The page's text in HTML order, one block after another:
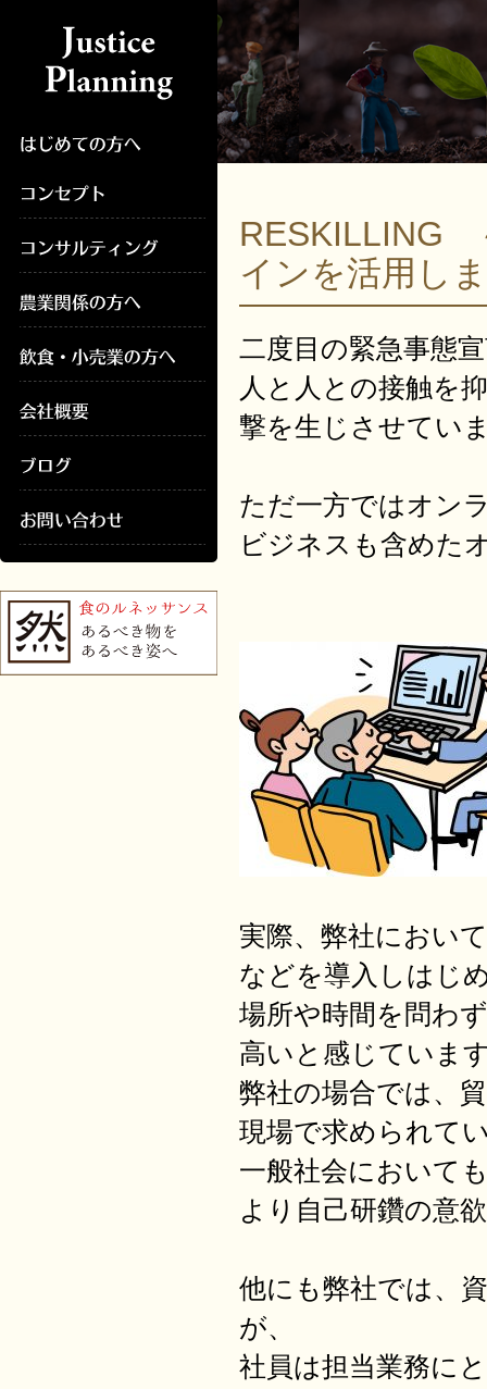
RESKILLING
インを活用し
二度目の緊急事態
人と人との接触を
撃を生じさせてい
ただ一方ではオン
ビジネスも含めた
実際、弊社におい
などを導入しはじ
場所や時間を問わ
高いと感じていま
弊社の場合では、
現場で求められて
一般社会において
より自己研鑽の意
他にも弊社では、
が、
社員は担当業務に